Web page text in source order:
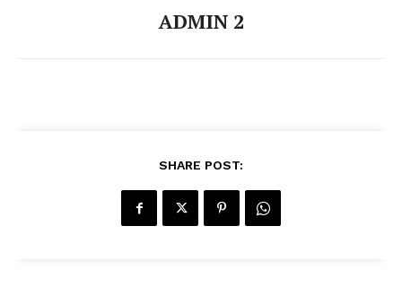
ADMIN 2
SHARE POST: